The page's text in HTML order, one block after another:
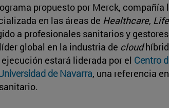
propuesto por Merck,
en las áreas de Healthcare,
a profesionales sanitarios y
global en la industria de cloud
estará liderada por el Centro
de Navarra, una referencia